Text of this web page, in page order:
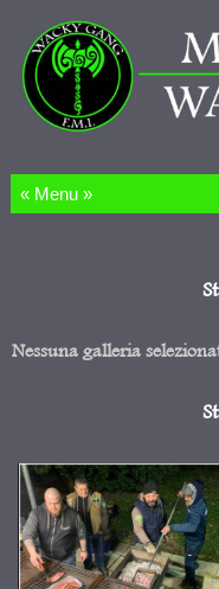
Nessuna galleria